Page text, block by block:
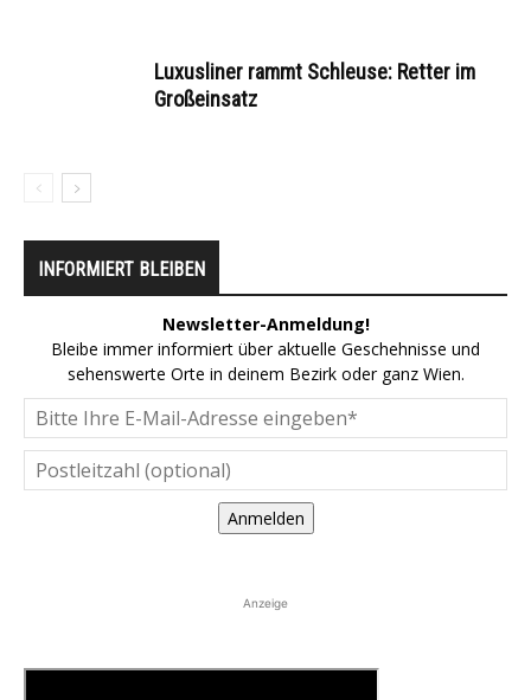
Luxusliner rammt Schleuse: Retter im
Großeinsatz
INFORMIERT BLEIBEN
Newsletter-Anmeldung!
Bleibe immer informiert über aktuelle Geschehnisse und
sehenswerte Orte in deinem Bezirk oder ganz Wien.
Anmelden
Anzeige